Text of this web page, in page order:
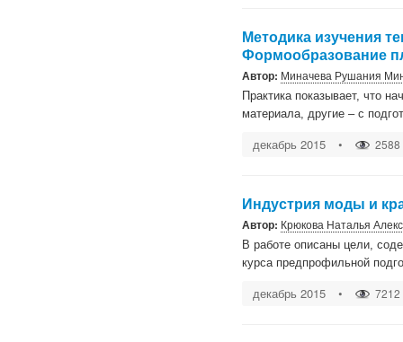
Методика изучения
Формообразование
Автор: Миначева Рушания
Практика показывает, что
материала, другие – с
декабрь 2015 • 2588
Индустрия моды и
Автор: Крюкова Наталья
В работе описаны цели,
курса предпрофильной
декабрь 2015 • 7212